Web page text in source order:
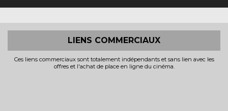
LIENS COMMERCIAUX
Ces liens commerciaux sont totalement indépendants et sans lien avec les
offres et l'achat de place en ligne du cinéma.